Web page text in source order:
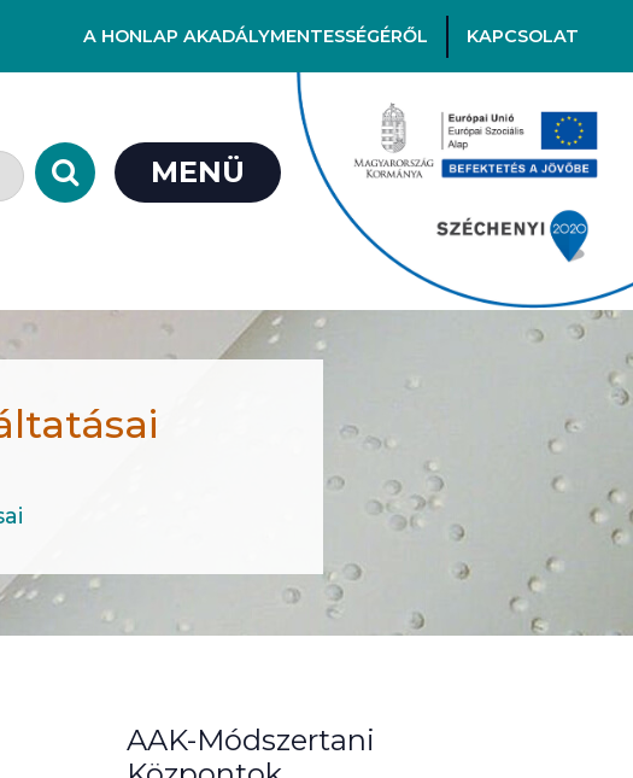
A HONLAP AKADÁLYMENTESSÉGÉRŐL KAPCSOLAT
MENÜ
AAK-Módszertani